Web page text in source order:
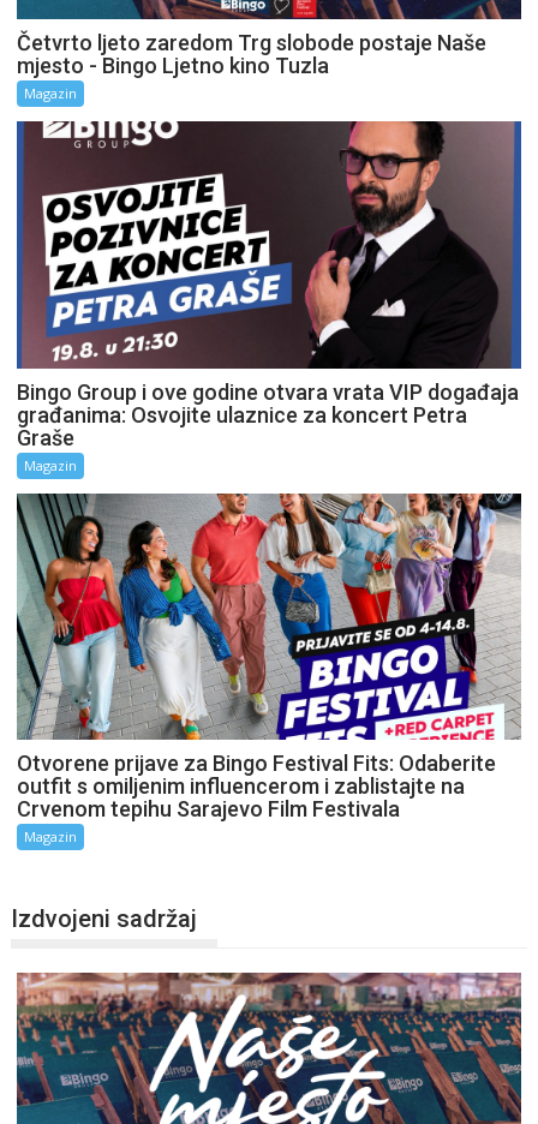
Četvrto ljeto zaredom Trg slobode postaje Naše
mjesto - Bingo Ljetno kino Tuzla
Magazin
Bingo Group i ove godine otvara vrata VIP događaja
građanima: Osvojite ulaznice za koncert Petra
Graše
Magazin
Otvorene prijave za Bingo Festival Fits: Odaberite
outfit s omiljenim influencerom i zablistajte na
Crvenom tepihu Sarajevo Film Festivala
Magazin
Izdvojeni sadržaj